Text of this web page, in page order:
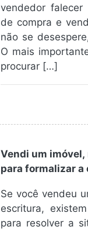
vendedor
de compra e
não se
O mais
procurar […]
Vendi um
para formalizar
Se você vendeu
escritura,
para resolver a